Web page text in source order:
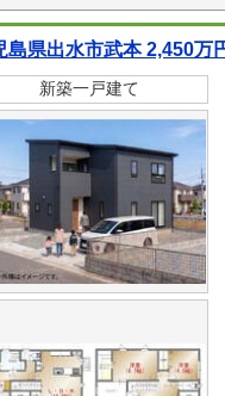
島県出水市武本 2,450万
新築一戸建て